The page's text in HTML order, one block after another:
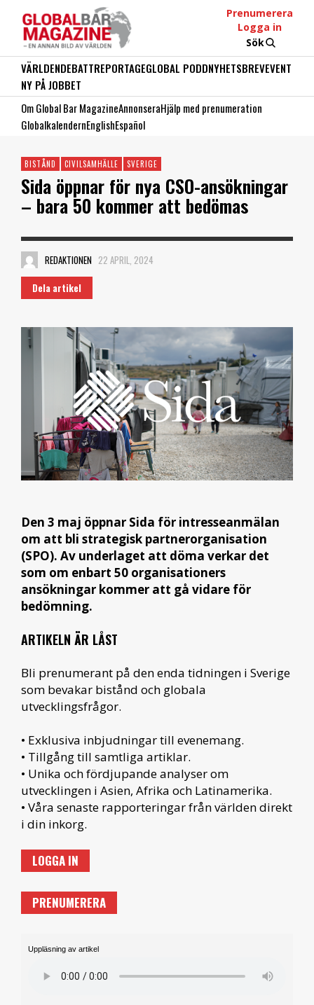
Prenumerera
Logga in
Sök
VÄRLDENDEBATTREPORTAGEGLOBAL PODDNYHETSBREVEVENT
NY PÅ JOBBET
Om Global Bar MagazineAnnonseraHjälp med prenumeration
GlobalkalendernEnglishEspañol
BISTÅND CIVILSAMHÄLLE SVERIGE
Sida öppnar för nya CSO-ansökningar
– bara 50 kommer att bedömas
REDAKTIONEN 22 APRIL, 2024
Dela artikel
Den 3 maj öppnar Sida för intresseanmälan
om att bli strategisk partnerorganisation
(SPO). Av underlaget att döma verkar det
som om enbart 50 organisationers
ansökningar kommer att gå vidare för
bedömning.
ARTIKELN ÄR LÅST
Bli prenumerant på den enda tidningen i Sverige
som bevakar bistånd och globala
utvecklingsfrågor.
• Exklusiva inbjudningar till evenemang.
• Tillgång till samtliga artiklar.
• Unika och fördjupande analyser om
utvecklingen i Asien, Afrika och Latinamerika.
• Våra senaste rapporteringar från världen direkt
i din inkorg.
LOGGA IN
PRENUMERERA
Uppläsning av artikel